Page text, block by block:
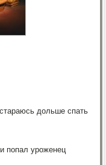
дольше спать
попал уроженец